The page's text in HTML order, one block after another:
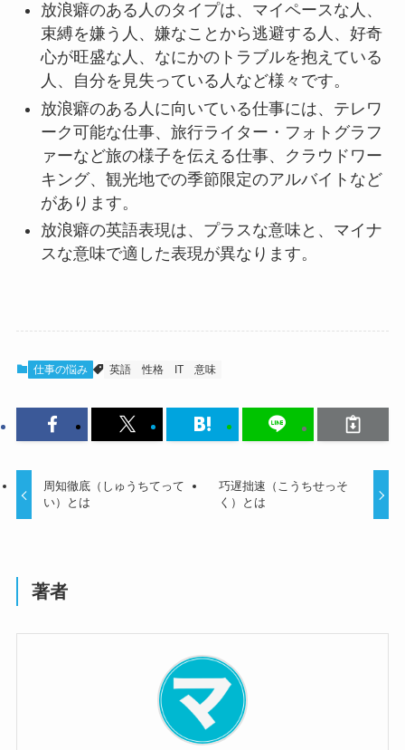
放浪癖のある人のタイプは、マイペースな人、
束縛を嫌う人、嫌なことから逃避する人、好奇
心が旺盛な人、なにかのトラブルを抱えている
人、自分を見失っている人など様々です。
放浪癖のある人に向いている仕事には、テレワ
ーク可能な仕事、旅行ライター・フォトグラフ
ァーなど旅の様子を伝える仕事、クラウドワー
キング、観光地での季節限定のアルバイトなど
があります。
放浪癖の英語表現は、プラスな意味と、マイナ
スな意味で適した表現が異なります。
仕事の悩み 英語 性格 IT 意味
周知徹底（しゅうちてって
い）とは
巧遅拙速（こうちせっそ
く）とは
著者